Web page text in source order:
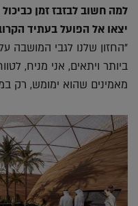
למה חשוב לבזבז זמן
יצאו אל הפועל בעתיד
"החזון שלנו לגבי המושבה
ביותר ויתאים, אני מניח,
מאמינים שהוא ימומש, רק